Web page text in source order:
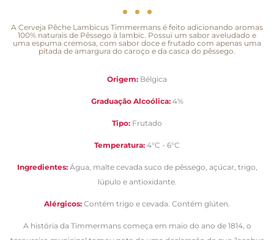
A Cerveja Pêche Lambicus Timmermans é feito adicionando aromas
100% naturais de Pêssego à lambic. Possui um sabor aveludado e
uma espuma cremosa, com sabor doce e frutado com apenas uma
pitada de amargura do caroço e da casca do pêssego.
Origem: Bélgica
Graduação Alcoólica:4%
Tipo: Frutado
Temperatura: 4°C - 6°C
Ingredientes: Água, malte cevada suco de pêssego, açúcar, trigo,
lúpulo e antioxidante.
Alérgicos: Contém trigo e cevada. Contém glúten.
A história da Timmermans começa em maio do ano de 1814, o